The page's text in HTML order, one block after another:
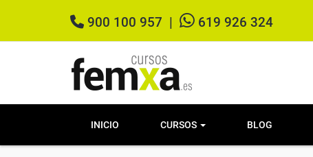
900 100 957 619 926 324
INICIO CURSOS BLOG